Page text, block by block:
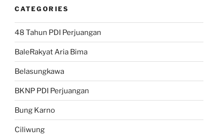
CATEGORIES
48 Tahun PDI Perjuangan
BaleRakyat Aria Bima
Belasungkawa
BKNP PDI Perjuangan
Bung Karno
Ciliwung